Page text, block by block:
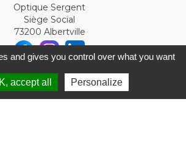
Optique Sergent
Siège Social
73200 Albertville
2026 - SIRET 32993919300010
and gives you control over what you want
accept all
Personalize